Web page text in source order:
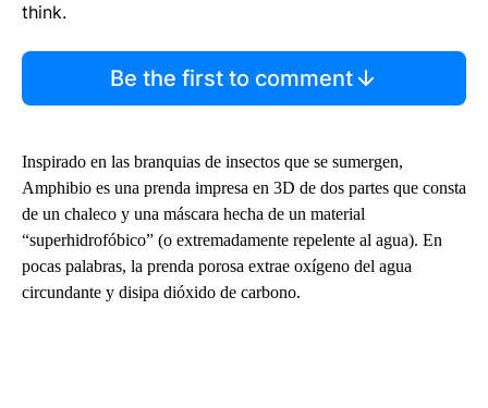
think.
Be the first to comment
Inspirado en las branquias de insectos que se sumergen,
Amphibio es una prenda impresa en 3D de dos partes que consta
de un chaleco y una máscara hecha de un material
“superhidrofóbico” (o extremadamente repelente al agua). En
pocas palabras, la prenda porosa extrae oxígeno del agua
circundante y disipa dióxido de carbono.